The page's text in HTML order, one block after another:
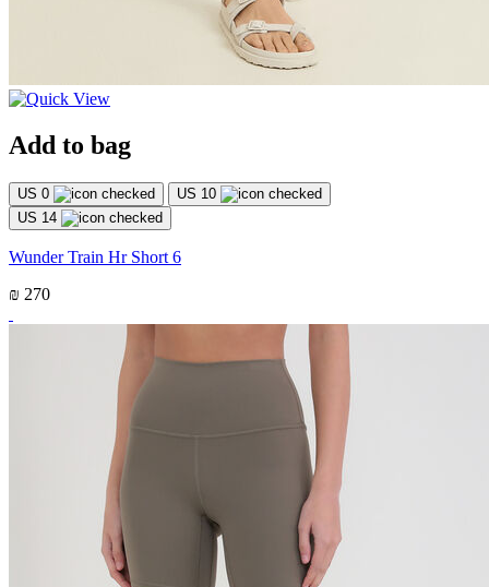
Add to bag
US 0
US 10
US 14
Wunder Train Hr Short 6
₪ 270